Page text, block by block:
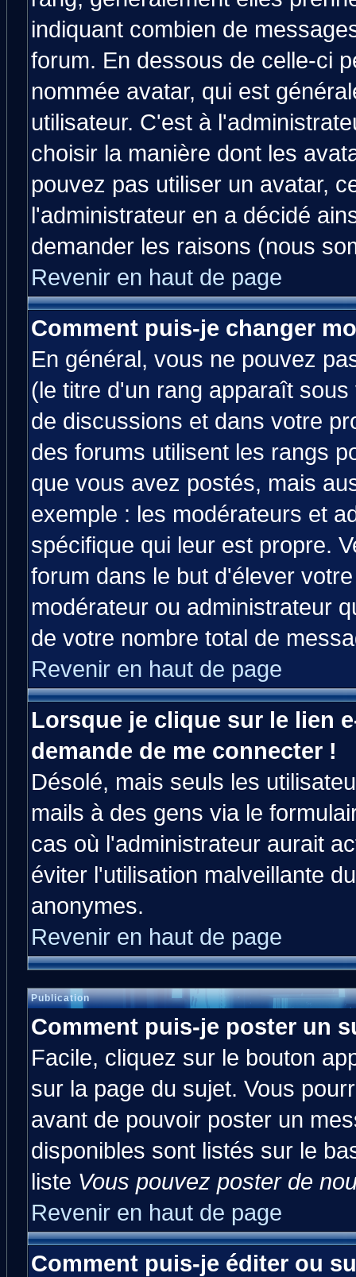
indiquant combien de
forum. En dessous de celle-ci
nommée avatar, qui est
utilisateur. C'est à
choisir la manière dont les
pouvez pas utiliser un avatar,
l'administrateur en a décidé
demander les raisons (nous
Revenir en haut de page
Comment puis-je changer
En général, vous ne pouvez
(le titre d'un rang apparaît
de discussions et dans votre
des forums utilisent les rangs
que vous avez postés, mais
exemple : les modérateurs et
spécifique qui leur est propre.
forum dans le but d'élever
modérateur ou administrateur
de votre nombre total de
Revenir en haut de page
Lorsque je clique sur le lien
demande de me connecter !
Désolé, mais seuls les
mails à des gens via le
cas où l'administrateur aurait
éviter l'utilisation malveillante
anonymes.
Revenir en haut de page
Publication
Comment puis-je poster un
Facile, cliquez sur le bouton
sur la page du sujet. Vous
avant de pouvoir poster un
disponibles sont listés sur le
liste Vous pouvez poster de
Revenir en haut de page
Comment puis-je éditer ou